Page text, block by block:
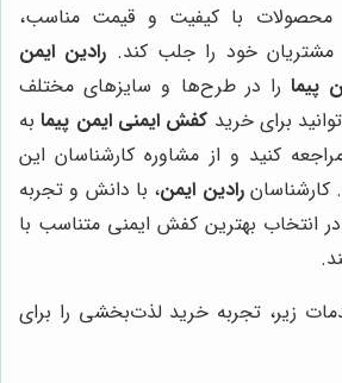
محصولات با کیفیت و قیمت مناسب،
خود را جلب کند. رادین ایمن
پیمارا در طرح‌ها و سایزهای مختلف
برای خرید کفش ایمنی ایمن پیمابه
کنید و از مشاوره کارشناسان این
کارشناسانرادین ایمن، با دانش و تجربه
انتخاب بهترین کفش ایمنی متناسب با
زیر، تجربه خرید لذت‌بخشی را برای